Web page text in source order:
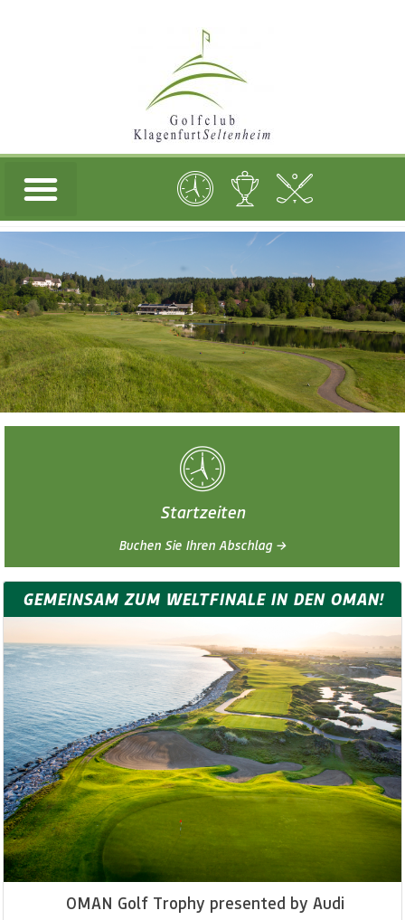
Startzeiten
Buchen Sie Ihren Abschlag →
GEMEINSAM ZUM WELTFINALE IN DEN OMAN!
OMAN Golf Trophy presented by Audi